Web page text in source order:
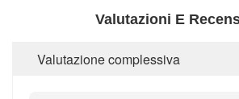
Valutazioni E
Valutazione complessiva